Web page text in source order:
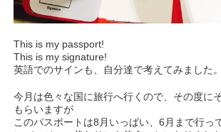
This is my passport!
This is my signature!
英語でのサインも、自分達で考えてみました。
今月は色々な国に旅行へ行くので、その度に
もらいますが
このパスポートは8月いっぱい、6月まで行っ